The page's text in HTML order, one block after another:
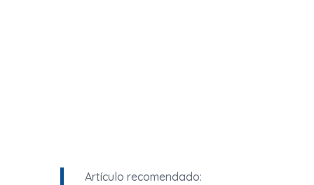
Artículo recomendado: